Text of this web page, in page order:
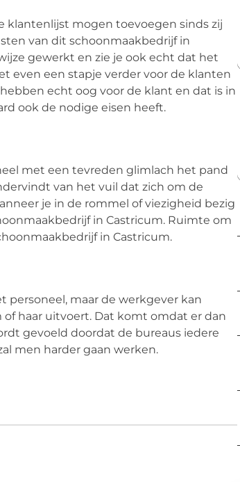
klantenlijst mogen toevoegen sinds zij
van dit schoonmaakbedrijf in
gewerkt en zie je ook echt dat het
even een stapje verder voor de klanten
echt oog voor de klant en dat is in
ook de nodige eisen heeft.
met een tevreden glimlach het pand
van het vuil dat zich om de
je in de rommel of viezigheid bezig
in Castricum. Ruimte om
in Castricum.
personeel, maar de werkgever kan
haar uitvoert. Dat komt omdat er dan
gevoeld doordat de bureaus iedere
men harder gaan werken.